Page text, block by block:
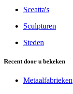
Sceatta's
Sculpturen
Steden
Recent door u bekeken
Metaalfabrieken